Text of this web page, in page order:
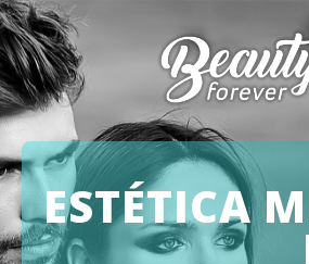
NOSOTROS
TRATAMIENTOS
LÁSER
COSMÉTICA
FRANQUICIAS
CONTACTO
ESTÉTICA